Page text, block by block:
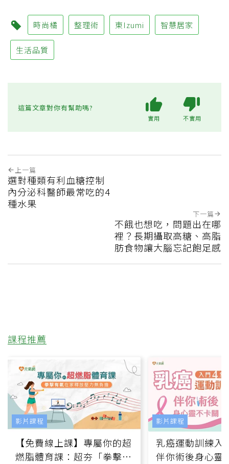
時尚橘 整理術 東Izumi 智慧居家
生活品質
這篇文章對你有幫助嗎?
實用 不實用
上一篇
選對種類有利血糖控制
內分泌科醫師最常吃的4
種水果
下一篇
不餓也想吃，問題出在哪
裡？長期攝取高糖、高脂
肪食物讓大腦忘記飽足感
課程推薦
【免費線上課】專屬你的超
燃脂體育課：超夯「拳擊有
影片課程
乳癌運動訓練入
伴你術後身心靈
影片課程